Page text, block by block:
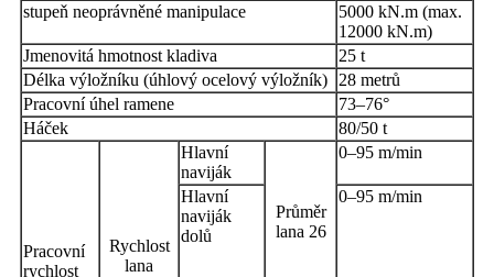
stupeň neoprávněné manipulace
5000 kN.m (max.
12000 kN.m)
Jmenovitá hmotnost kladiva
25 t
Délka výložníku (úhlový ocelový výložník)
28 metrů
Pracovní úhel ramene
73–76°
Háček
80/50 t
Pracovní
rychlost
Rychlost
lana
Hlavní
naviják
Průměr
lana 26
0–95 m/min
Hlavní
naviják
dolů
0–95 m/min